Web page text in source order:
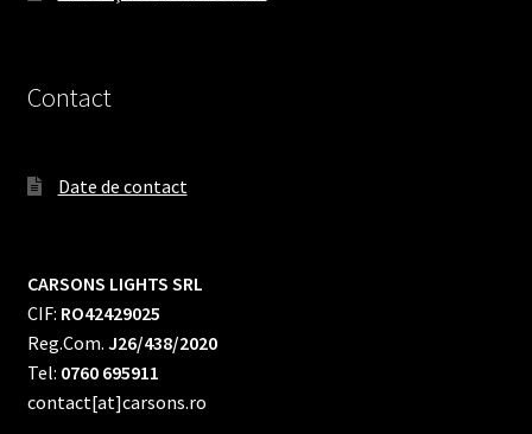
Contact
Date de contact
CARSONS LIGHTS SRL
CIF: RO42429025
Reg.Com. J26/438/2020
Tel: 0760 695911
contact[at]carsons.ro